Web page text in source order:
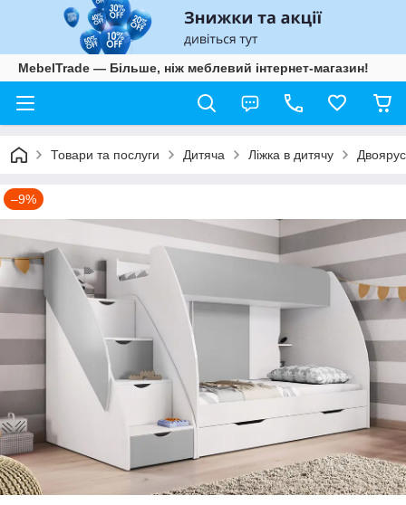
MebelTrade — Більше, ніж меблевий інтернет-магазин!
Товари та послуги Дитяча Ліжка в дитячу
–9%